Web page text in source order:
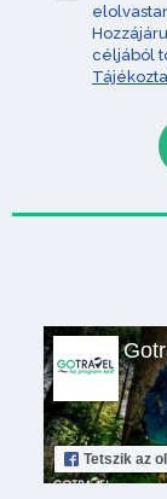
céljából
Tetszik az